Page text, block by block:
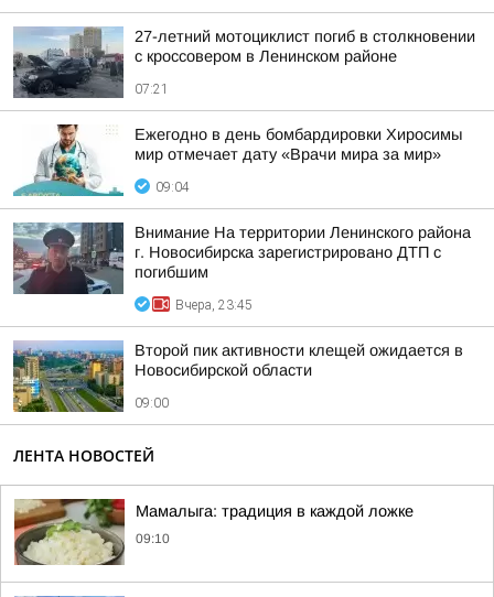
27-летний мотоциклист погиб в столкновении
с кроссовером в Ленинском районе
07:21
Ежегодно в день бомбардировки Хиросимы
мир отмечает дату «Врачи мира за мир»
09:04
Внимание На территории Ленинского района
г. Новосибирска зарегистрировано ДТП с
погибшим
Вчера, 23:45
Второй пик активности клещей ожидается в
Новосибирской области
09:00
ЛЕНТА НОВОСТЕЙ
Мамалыга: традиция в каждой ложке
09:10